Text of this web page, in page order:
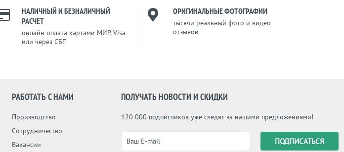
НАЛИЧНЫЙ И БЕЗНАЛИЧНЫЙ
РАСЧЕТ
онлайн оплата картами МИР, Visa
или через СБП
ОРИГИНАЛЬНЫЕ ФОТОГРАФИИ
тысячи реальный фото и видео
отзывов
ПОЛУЧАТЬ НОВОСТИ И СКИДКИ
120 000 подписчиков уже следят за нашими предложениями!
РАБОТАТЬ С НАМИ
Производство
Сотрудничество
Вакансии